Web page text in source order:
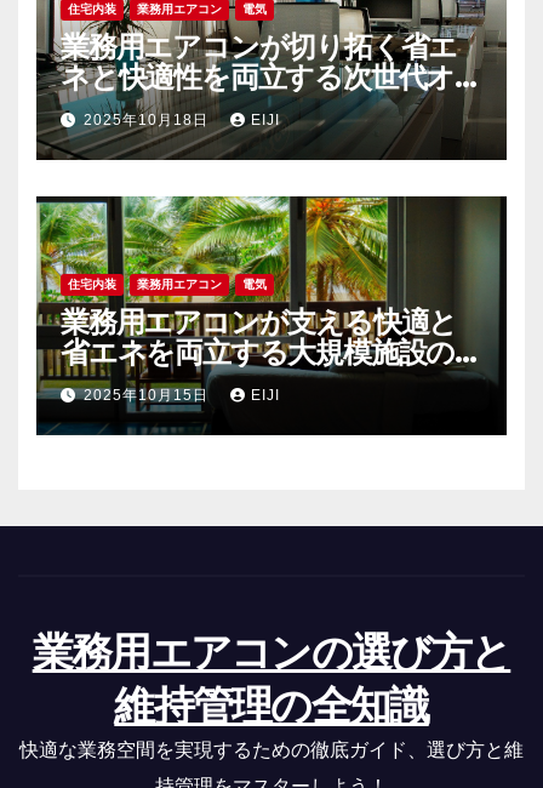
住宅内装 業務用エアコン 電気
業務用エアコンが切り拓く省エ
ネと快適性を両立する次世代オ
フィス空調戦略
2025年10月18日 EIJI
住宅内装 業務用エアコン 電気
業務用エアコンが支える快適と
省エネを両立する大規模施設の空
調戦略
2025年10月15日 EIJI
業務用エアコンの選び方と
維持管理の全知識
快適な業務空間を実現するための徹底ガイド、選び方と維